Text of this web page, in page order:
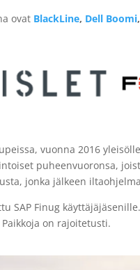
ovat BlackLine, Dell Boomi,
vuonna 2016
puheenvuoronsa,
jonka jälkeen
SAP Finug
Paikkoja on rajoitetusti.